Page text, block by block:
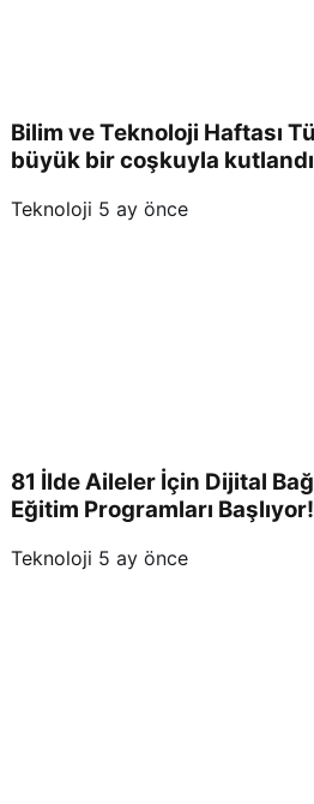
Bilim ve Teknoloji Haftası
büyük bir coşkuyla
Teknoloji 5 ay önce
81 İlde Aileler İçin Dijital
Eğitim Programları Başlıyor!
Teknoloji 5 ay önce